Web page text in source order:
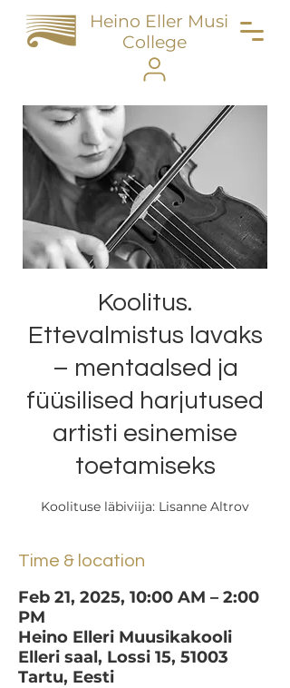
Heino Eller Music
College
Koolitus.
Ettevalmistus lavaks
– mentaalsed ja
füüsilised harjutused
artisti esinemise
toetamiseks
Koolituse läbiviija: Lisanne Altrov
Time & location
Feb 21, 2025, 10:00 AM – 2:00
PM
Heino Elleri Muusikakooli
Elleri saal, Lossi 15, 51003
Tartu, Eesti